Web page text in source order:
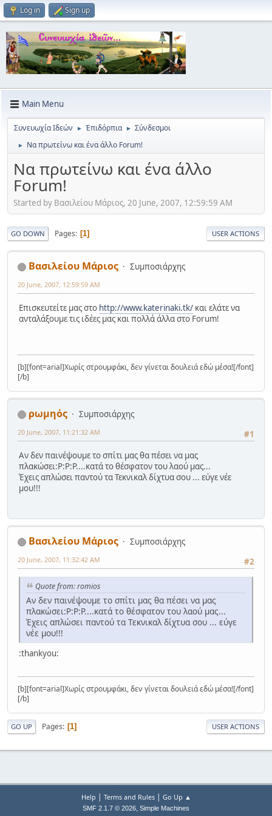
Log in Sign up
Main Menu
Συνευωχία Ιδεών ► Ἐπιδόρπια ► Σύνδεσμοι
► Να πρωτείνω και ένα άλλο Forum!
Να πρωτείνω και ένα άλλο
Forum!
Started by Βασιλείου Μάριος, 20 June, 2007, 12:59:59 AM
GO DOWN Pages 1 USER ACTIONS
Βασιλείου Μάριος Συμποσιάρχης
20 June, 2007, 12:59:59 AM
Επισκευτείτε μας στο http://www.katerinaki.tk/ και ελάτε να
ανταλάξουμε τις ιδέες μας και πολλά άλλα στο Forum!
[b][font=arial]Χωρίς στρουμφάκι, δεν γίνεται δουλειά εδώ μέσα![/font]
[/b]
ρωμηός
Συμποσιάρχης
#1
20 June, 2007, 11:21:32 AM
Αν δεν παινέψουμε το σπίτι μας θα πέσει να μας
πλακώσει:P:P:P....κατά το θέσφατον του λαού μας...
Έχεις απλώσει παντού τα Τεκνικαλ δίχτυα σου ... εύγε νέε
μου!!!
Βασιλείου Μάριος
Συμποσιάρχης
#2
20 June, 2007, 11:32:42 AM
Quote from: romios
Αν δεν παινέψουμε το σπίτι μας θα πέσει να μας
πλακώσει:P:P:P....κατά το θέσφατον του λαού μας...
Έχεις απλώσει παντού τα Τεκνικαλ δίχτυα σου ... εύγε
νέε μου!!!
:thankyou:
[b][font=arial]Χωρίς στρουμφάκι, δεν γίνεται δουλειά εδώ μέσα![/font]
[/b]
GO UP Pages 1 USER ACTIONS
Help | Terms and Rules| Go Up ▲
SMF 2.1.7 © 2026, Simple Machines